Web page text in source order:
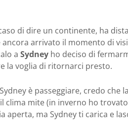
di dire un continente, ha
arrivato il momento di
a Sydney ho deciso di
la voglia di ritornarci presto.
è passeggiare, credo che
clima mite (in inverno ho
aperta, ma Sydney ti carica e